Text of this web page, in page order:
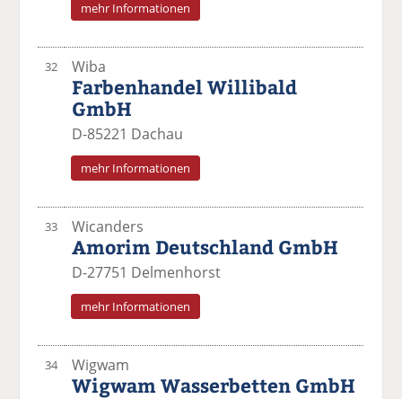
mehr Informationen
32 Wiba
Farbenhandel Willibald
GmbH
D-85221 Dachau
mehr Informationen
33 Wicanders
Amorim Deutschland GmbH
D-27751 Delmenhorst
mehr Informationen
34 Wigwam
Wigwam Wasserbetten GmbH